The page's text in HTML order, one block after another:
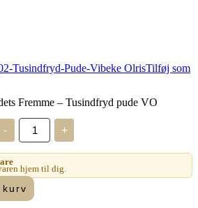
Tilføj som
Fremme – Tusindfryd pude VO
-
Haandarbejdets
Fremme
-
Tusindfryd
pude
VO
antal
+
hjem til dig.